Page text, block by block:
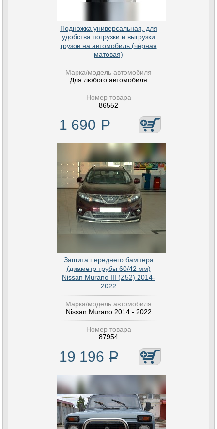
Подножка универсальная, для
удобства погрузки и выгрузки
грузов на автомобиль (чёрная
матовая)
Марка/модель автомобиля
Для любого автомобиля
Номер товара
86552
1 690 Р
Защита переднего бампера
(диаметр трубы 60/42 мм)
Nissan Murano III (Z52) 2014-
2022
Марка/модель автомобиля
Nissan Murano 2014 - 2022
Номер товара
87954
19 196 Р